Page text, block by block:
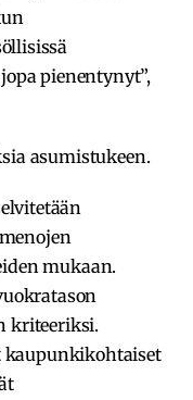
pienentynyt”,
asumistukeen.
mukaan.
kriteeriksi.
kaupunkikohtaiset